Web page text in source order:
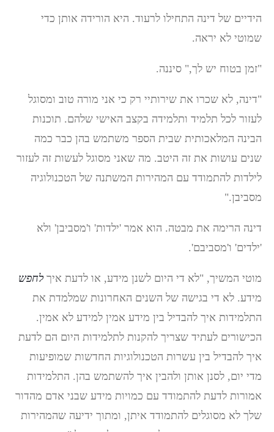
הידיים של דינה התחילו לרעוד. היא הורידה אותן כדי
שמוטי לא יראה.
"זמן בטוח יש לך," סיננה.
"דינה, לא שכרו את שירותיי רק כי אני מורה טוב ומסוגל
לעזור לכל תלמיד ותלמידה בקצב האישי שלהם. תוכנות
הבינה המלאכותית שבית הספר משתמש בהן כבר כמה
שנים עושות את זה היטב. מה שאני מסוגל לעשות זה לעזור
לילדות להתמודד עם המהירות המשתנה של הטכנולוגיה
מסביבן."
דינה הרימה את מבטה. הוא אמר 'ילדות' ו'מסביבן' ולא
'ילדים' ו'מסביבם'.
מוטי המשיך, "לא די היום לשנן מידע, או לדעת איך לחפש
מידע. לא די בגישה של השנים האחרונות שמלמדת את
התלמידות איך להבדיל בין מידע אמין למידע לא אמין.
הכישורים לעתיד שצריך להקנות לתלמידות היום הם לדעת
איך להבדיל בין עשרות הטכנולוגיות החדשות שמופיעות
מדי יום, לסנן אותן ולהבין איך להשתמש בהן. התלמידות
אמורות לדעת להתמודד עם כמויות מידע שבני אדם מהדור
שלך לא מסוגלים להתמודד איתן, ומתוך ידיעה שהמהירות